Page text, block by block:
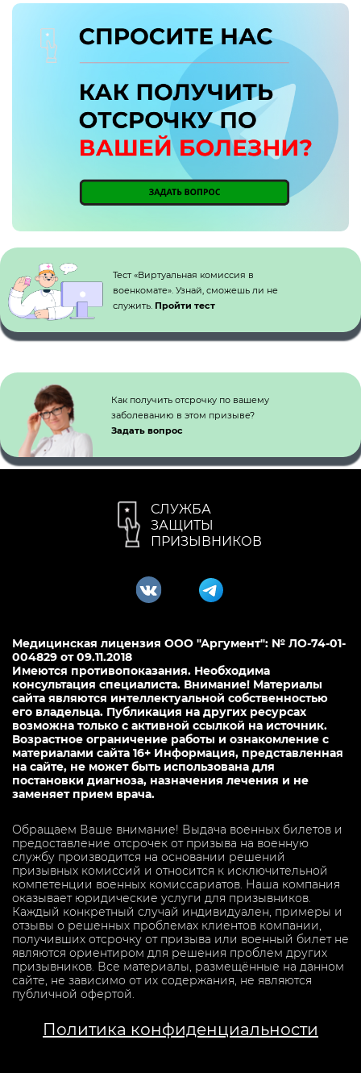
Тест «Виртуальная комиссия в
военкомате». Узнай, сможешь ли не
служить. Пройти тест
Как получить отсрочку по вашему
заболеванию в этом призыве?
Задать вопрос
СЛУЖБА
ЗАЩИТЫ
ПРИЗЫВНИКОВ
Медицинская лицензия ООО "Аргумент": № ЛО-74-01-
004829 от 09.11.2018
Имеются противопоказания. Необходима
консультация специалиста. Внимание! Материалы
сайта являются интеллектуальной собственностью
его владельца. Публикация на других ресурсах
возможна только с активной ссылкой на источник.
Возрастное ограничение работы и ознакомление с
материалами сайта 16+ Информация, представленная
на сайте, не может быть использована для
постановки диагноза, назначения лечения и не
заменяет прием врача.
Обращаем Ваше внимание! Выдача военных билетов и
предоставление отсрочек от призыва на военную
службу производится на основании решений
призывных комиссий и относится к исключительной
компетенции военных комиссариатов. Наша компания
оказывает юридические услуги для призывников.
Каждый конкретный случай индивидуален, примеры и
отзывы о решенных проблемах клиентов компании,
получивших отсрочку от призыва или военный билет не
являются ориентиром для решения проблем других
призывников. Все материалы, размещённые на данном
сайте, не зависимо от их содержания, не являются
публичной офертой.
Политика конфиденциальности